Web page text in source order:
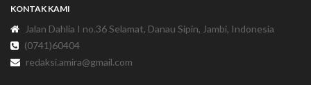
KONTAK KAMI
Jalan Dahlia I no.36 Selamat, Danau Sipin, Jambi, Indonesia
(0741)60404
redaksi.amira@gmail.com